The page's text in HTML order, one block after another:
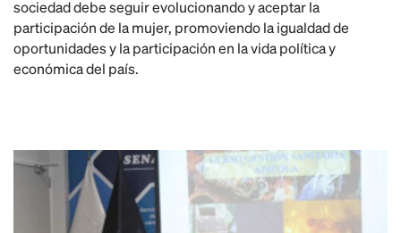
sociedad debe seguir evolucionando y aceptar la
participación de la mujer, promoviendo la igualdad de
oportunidades y la participación en la vida política y
económica del país.